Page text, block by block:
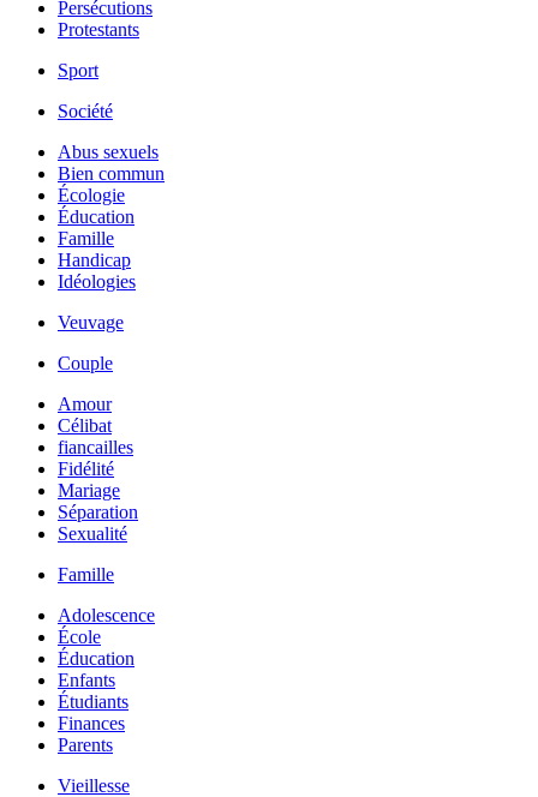
Persécutions
Protestants
Sport
Société
Abus sexuels
Bien commun
Écologie
Éducation
Famille
Handicap
Idéologies
Veuvage
Couple
Amour
Célibat
fiancailles
Fidélité
Mariage
Séparation
Sexualité
Famille
Adolescence
École
Éducation
Enfants
Étudiants
Finances
Parents
Vieillesse